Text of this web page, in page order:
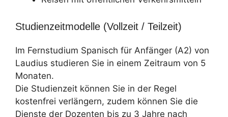
Studienzeitmodelle (Vollzeit / Teilzeit)
Im Fernstudium Spanisch für Anfänger (A2) von
Laudius studieren Sie in einem Zeitraum von 5
Monaten.
Die Studienzeit können Sie in der Regel
kostenfrei verlängern, zudem können Sie die
Dienste der Dozenten bis zu 3 Jahre nach